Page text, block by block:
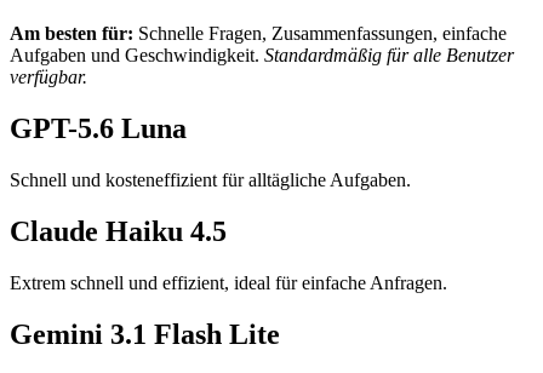
Am besten für: Schnelle Fragen, Zusammenfassungen, einfache
Aufgaben und Geschwindigkeit. Standardmäßig für alle Benutzer
verfügbar.
GPT-5.6 Luna
Schnell und kosteneffizient für alltägliche Aufgaben.
Claude Haiku 4.5
Extrem schnell und effizient, ideal für einfache Anfragen.
Gemini 3.1 Flash Lite